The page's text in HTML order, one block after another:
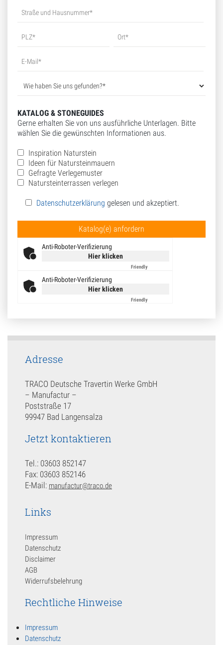
KATALOG & STONEGUIDES
Gerne erhalten Sie von uns ausführliche Unterlagen. Bitte
wählen Sie die gewünschten Informationen aus.
Inspiration Naturstein
Ideen für Natursteinmauern
Gefragte Verlegemuster
Natursteinterrassen verlegen
Datenschutzerklärung gelesen und akzeptiert.
Bitte lasse dieses Feld leer.
Anti-Roboter-Verifizierung
Hier klicken
Friendly
Anti-Roboter-Verifizierung
Hier klicken
Friendly
Adresse
TRACO Deutsche Travertin Werke GmbH
– Manufactur –
Poststraße 17
99947 Bad Langensalza
Jetzt kontaktieren
Tel.: 03603 852147
Fax: 03603 852146
E-Mail: manufactur@traco.de
Links
Impressum
Datenschutz
Disclaimer
AGB
Widerrufsbelehrung
Rechtliche Hinweise
Impressum
Datenschutz